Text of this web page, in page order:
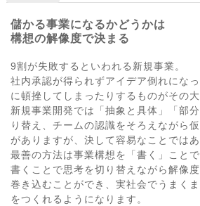
儲かる事業になるかどうかは
構想の解像度で決まる
9割が失敗するといわれる新規事業。
社内承認が得られずアイデア倒れにな
に頓挫してしまったりするものがその大
新規事業開発では「抽象と具体」「部
り替え、チームの認識をそろえながら
がありますが、決して容易なことではあ
最善の方法は事業構想を「書く」ことで
書くことで思考を切り替えながら解像
巻き込むことができ、実社会でうまく
をつくれるようになります。